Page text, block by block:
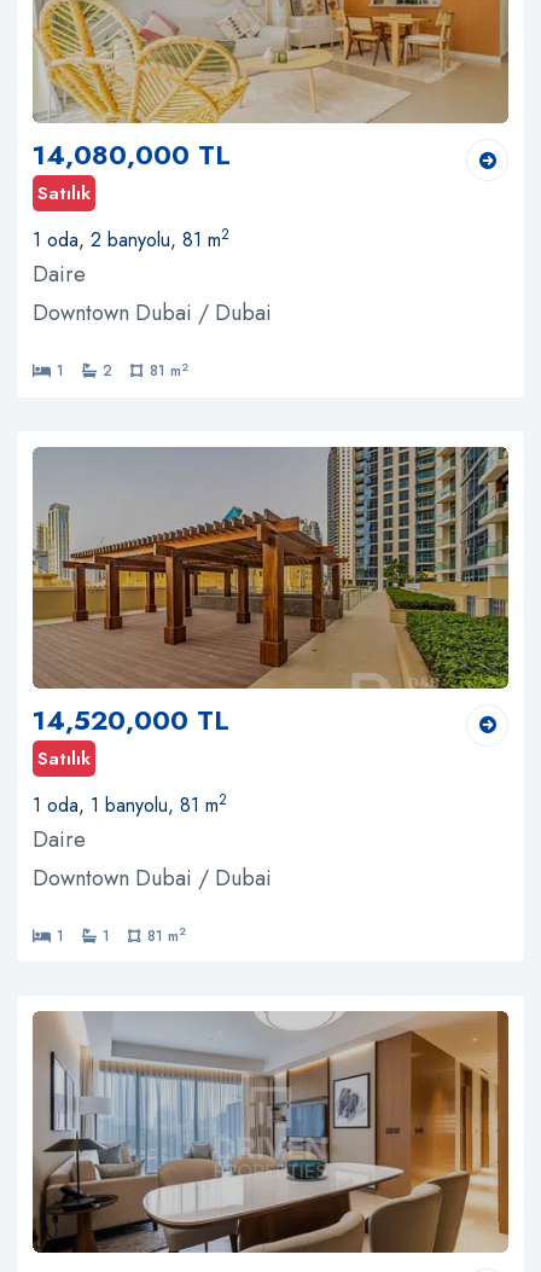
14,080,000 TL
Satılık
1 oda, 2 banyolu, 81 m2
Daire
Downtown Dubai / Dubai
1 2 81 m2
14,520,000 TL
Satılık
1 oda, 1 banyolu, 81 m2
Daire
Downtown Dubai / Dubai
1 1 81 m2